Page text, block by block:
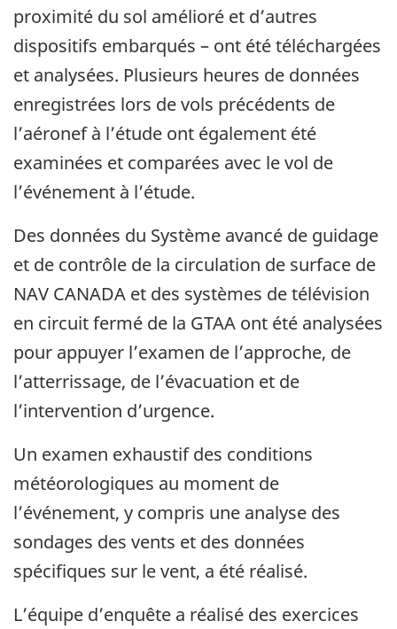
proximité du sol amélioré et d’autres
dispositifs embarqués – ont été téléchargées
et analysées. Plusieurs heures de données
enregistrées lors de vols précédents de
l’aéronef à l’étude ont également été
examinées et comparées avec le vol de
l’événement à l’étude.
Des données du Système avancé de guidage
et de contrôle de la circulation de surface de
NAV CANADA et des systèmes de télévision
en circuit fermé de la GTAA ont été analysées
pour appuyer l’examen de l’approche, de
l’atterrissage, de l’évacuation et de
l’intervention d’urgence.
Un examen exhaustif des conditions
météorologiques au moment de
l’événement, y compris une analyse des
sondages des vents et des données
spécifiques sur le vent, a été réalisé.
L’équipe d’enquête a réalisé des exercices